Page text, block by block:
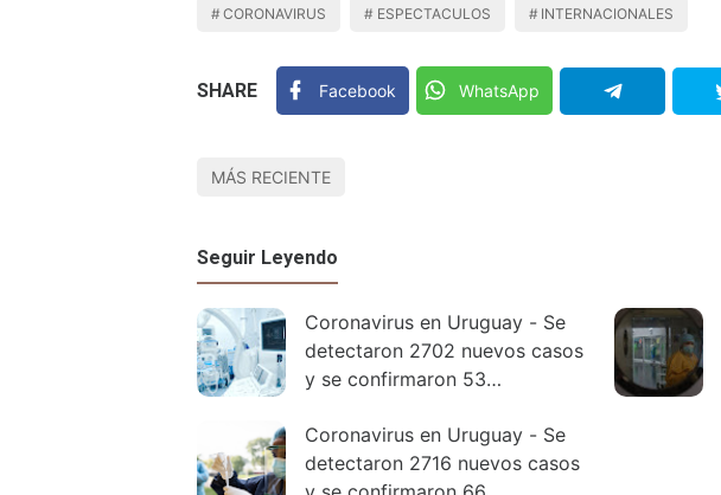
CORONAVIRUS ESPECTACULOS INTERNACIONALES
SHARE Facebook WhatsApp
MÁS RECIENTE
Seguir Leyendo
Coronavirus en Uruguay - Se
detectaron 2702 nuevos casos
y se confirmaron 53
Coronavirus en Uruguay - Se
detectaron 2716 nuevos casos